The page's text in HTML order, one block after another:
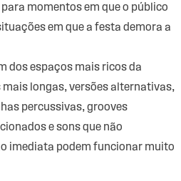
momentos em que o público
em que a festa demora a
dos espaços mais ricos da
mais longas, versões alternativas,
percussivas, grooves
e sons que não
imediata podem funcionar muito